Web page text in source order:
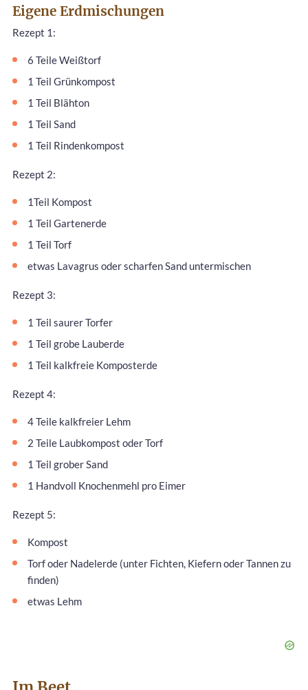
Eigene Erdmischungen
Rezept 1:
6 Teile Weißtorf
1 Teil Grünkompost
1 Teil Blähton
1 Teil Sand
1 Teil Rindenkompost
Rezept 2:
1Teil Kompost
1 Teil Gartenerde
1 Teil Torf
etwas Lavagrus oder scharfen Sand untermischen
Rezept 3:
1 Teil saurer Torfer
1 Teil grobe Lauberde
1 Teil kalkfreie Komposterde
Rezept 4:
4 Teile kalkfreier Lehm
2 Teile Laubkompost oder Torf
1 Teil grober Sand
1 Handvoll Knochenmehl pro Eimer
Rezept 5:
Kompost
Torf oder Nadelerde (unter Fichten, Kiefern oder Tannen zu
finden)
etwas Lehm